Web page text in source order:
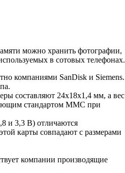
можно хранить фотографии,
в сотовых телефонах.
компаниями SanDisk и Siemens.
составляют 24x18x1,4 мм, а вес
стандартом MMC при
и 3,3 В) отличаются
карты совпадают с размерами
компании производящие